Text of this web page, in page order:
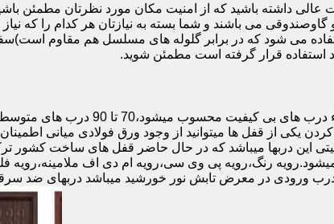
داشته باشید که از امنیت مکان مورد نظرتان مطمئن
می باشند و شما بسته به نیازتان هر کدام را که نیاز
می شود که در برابر گلوله های مسلسل هم مقاوم
قرار گرفته است مطمئن شوید.
یکی از قفل ها میتوانید از وجود ورق فولادی میانی
این دربها میباشد که در حال حاضر قفل های ساخت
در بازار در حالت کلی به 4 دسته تقسیم بندی میشود.رویه رنگ،رویه پی وی سی،رویه
ورودی در معرض تابش نور خورشید میباشد دربهای ضد